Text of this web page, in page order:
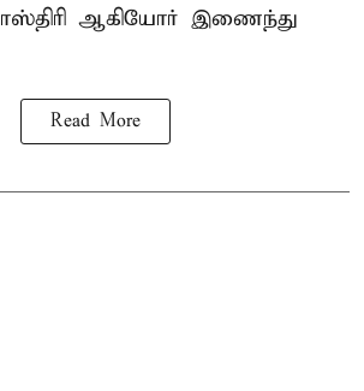
ஆகியோர் இணைந்து
Read More